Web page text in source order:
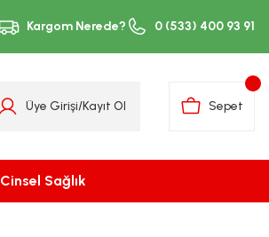
Kargom Nerede? 0 (533) 400 93 91
Üye Girişi/Kayıt Ol Sepet
Cinsel Sağlık